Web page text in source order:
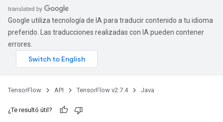
Google utiliza tecnología de IA para traducir contenido a tu idioma
preferido. Las traducciones realizadas con IA pueden contener
errores.
TensorFlow API TensorFlow v2.7.4 Java
¿Te resultó útil?